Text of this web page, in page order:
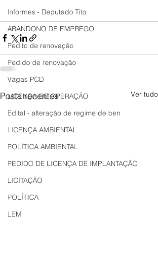
Informes - Deputado Tito
ABANDONO DE EMPREGO
Pedito de renovação
Pedido de renovação
Vagas PCD
LICENÇA DE OPERAÇÃO
Edital - alteração de regime de ben
LICENÇA AMBIENTAL
POLÍTICA AMBIENTAL
PEDIDO DE LICENÇA DE IMPLANTAÇÃO
LICITAÇÃO
POLÍTICA
LEM
Posts recentes Ver tudo